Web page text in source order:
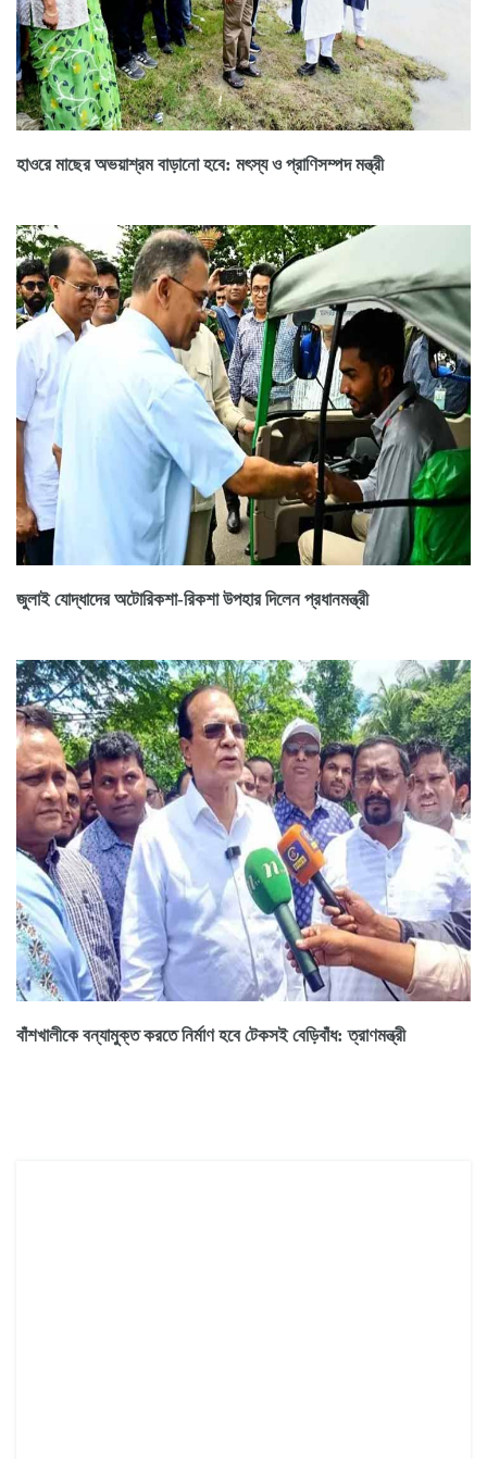
হাওরে মাছের অভয়াশ্রম বাড়ানো হবে: মৎস্য ও প্রাণিসম্পদ মন্ত্রী
জুলাই যোদ্ধাদের অটোরিকশা-রিকশা উপহার দিলেন প্রধানমন্ত্রী
বাঁশখালীকে বন্যামুক্ত করতে নির্মাণ হবে টেকসই বেড়িবাঁধ: ত্রাণমন্ত্রী